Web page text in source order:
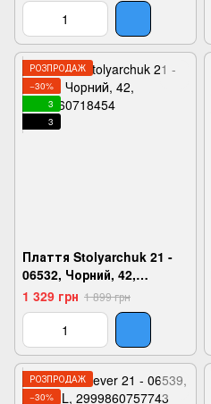
РОЗПРОДАЖ
−30%
3
3
Плаття Stolyarchuk 21 -
06532, Чорний, 42,
2999860718454
1 329 грн 1 899 грн
РОЗПРОДАЖ
−30%